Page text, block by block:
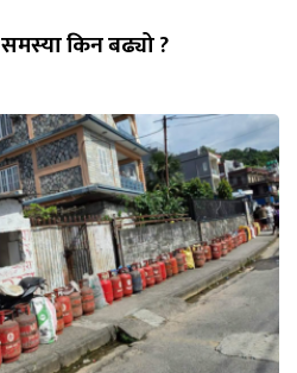
समस्या किन बढ्यो ?